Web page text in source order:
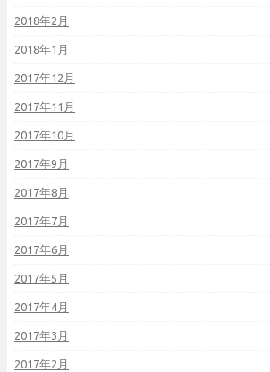
2018年2月
2018年1月
2017年12月
2017年11月
2017年10月
2017年9月
2017年8月
2017年7月
2017年6月
2017年5月
2017年4月
2017年3月
2017年2月